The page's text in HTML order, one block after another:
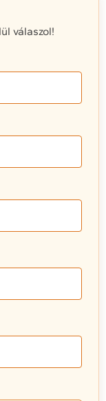
válaszol!